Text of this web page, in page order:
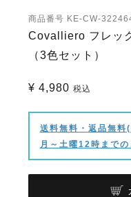
商品番号 KE-CW-
Covalliero フレッ
（3色セット）
¥ 4,980 税込
送料無料・返品無料
月～土曜12時まで